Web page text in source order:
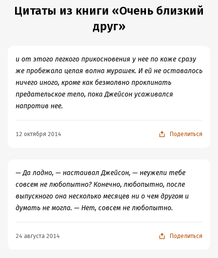
Цитаты из книги «Очень близкий
друг»
и от этого легкого прикосновения у нее по коже сразу
же пробежала целая волна мурашек. И ей не оставалось
ничего иного, кроме как безмолвно проклинать
предательское тело, пока Джейсон усаживался
напротив нее.
12 октября 2014 Поделиться
— Да ладно, — настаивал Джейсон, — неужели тебе
совсем не любопытно? Конечно, любопытно, после
выпускного она несколько месяцев ни о чем другом и
думать не могла. — Нет, совсем не любопытно.
24 августа 2014 Поделиться